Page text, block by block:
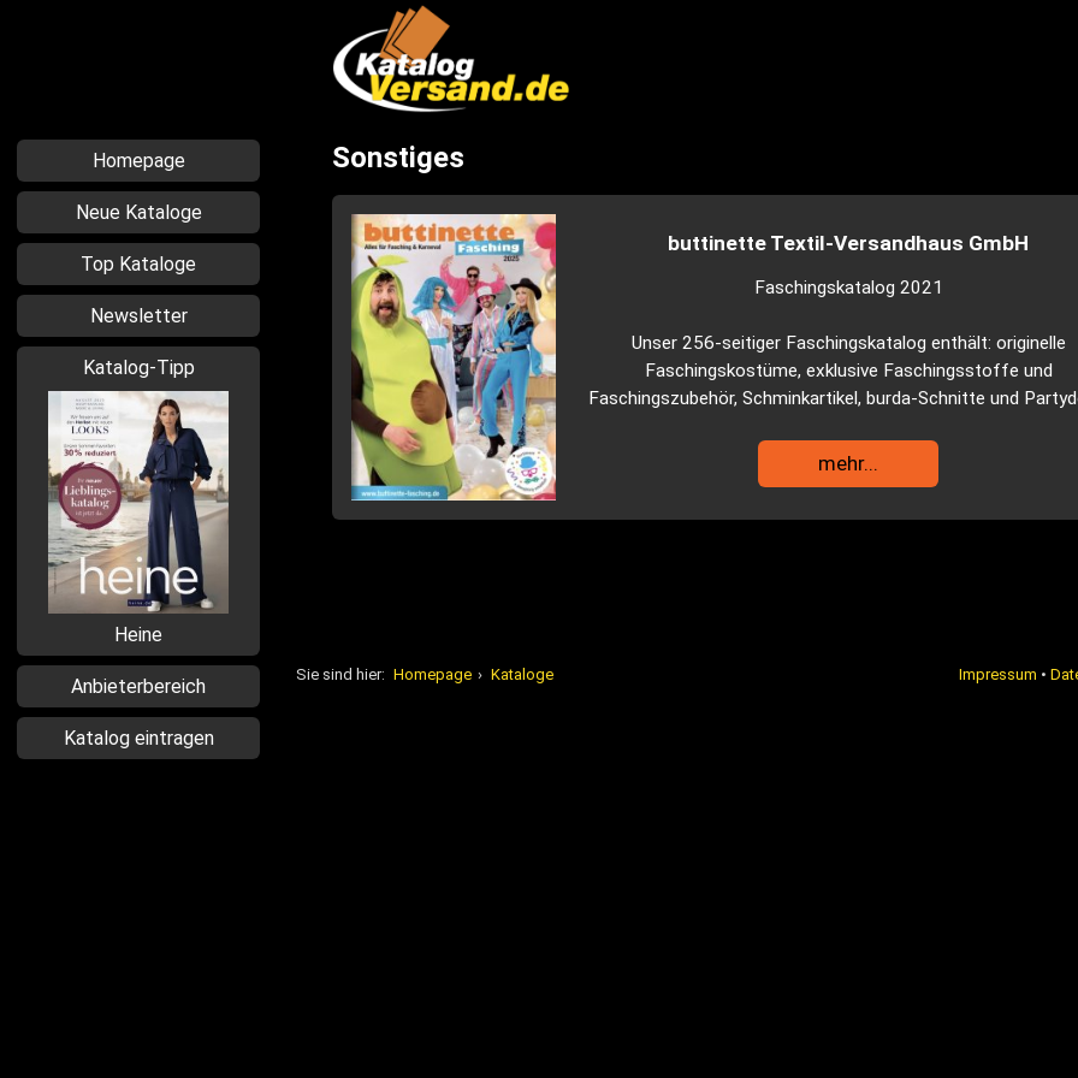
Sonstiges
buttinette Textil-Versandhaus GmbH
Faschingskatalog 2021
Unser 256-seitiger Faschingskatalog enthält: originelle
Faschingskostüme, exklusive Faschingsstoffe und
Faschingszubehör, Schminkartikel, burda-Schnitte und
mehr...
Sie sind hier: Homepage › Kataloge Impressum •
Homepage
Neue Kataloge
Top Kataloge
Newsletter
Katalog-Tipp
Heine
Anbieterbereich
Katalog eintragen